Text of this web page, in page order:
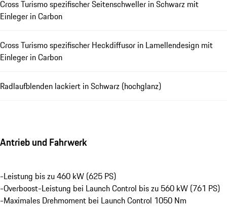
Cross Turismo spezifischer Seitenschweller in Schwarz mit
Einleger in Carbon
Cross Turismo spezifischer Heckdiffusor in Lamellendesign mit
Einleger in Carbon
Radlaufblenden lackiert in Schwarz (hochglanz)
Antrieb und Fahrwerk
-Leistung bis zu 460 kW (625 PS)
-Overboost-Leistung bei Launch Control bis zu 560 kW (761 PS)
-Maximales Drehmoment bei Launch Control 1050 Nm